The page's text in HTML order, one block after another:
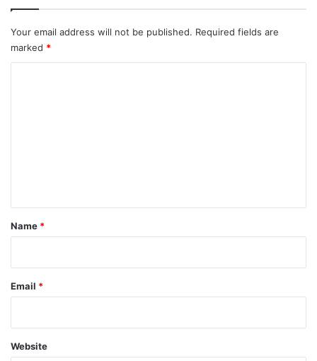
Your email address will not be published. Required fields are
marked *
*
Name *
Email *
Website